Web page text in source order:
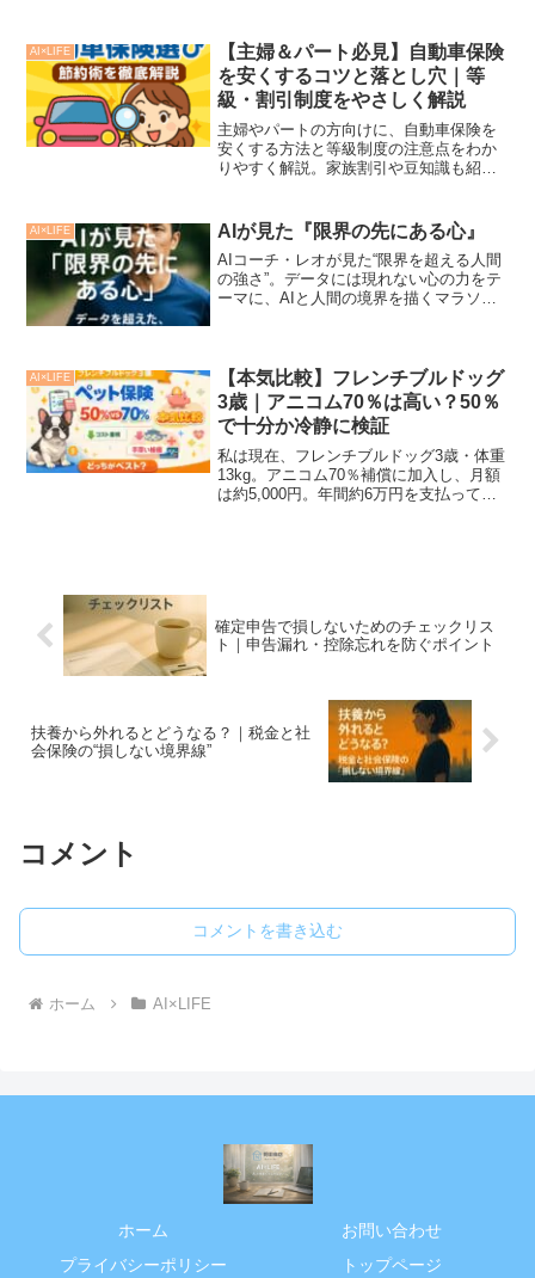
AI×LIFE
【主婦＆パート必見】自動車保険
を安くするコツと落とし穴｜等
級・割引制度をやさしく解説
主婦やパートの方向けに、自動車保険を
安くする方法と等級制度の注意点をわか
りやすく解説。家族割引や豆知識も紹
AI×LIFE AIが見た『限界の先にある心』
AIコーチ・レオが見た“限界を超える人間
の強さ”。データには現れない心の力をテ
ーマに、AIと人間の境界を描くマラソン
AI×LIFE
【本気比較】フレンチブルドッグ
3歳｜アニコム70％は高い？50％
で十分か冷静に検証
私は現在、フレンチブルドッグ3歳・体重
13kg。アニコム70％補償に加入し、月額
は約5,000円。年間約6万円を支払ってい
確定申告で損しないためのチェックリス
ト｜申告漏れ・控除忘れを防ぐポイント
扶養から外れるとどうなる？｜税金と社
会保険の“損しない境界線”
コメント
コメントを書き込む
ホーム AI×LIFE
ホーム
お問い合わせ
プライバシーポリシー
トップページ